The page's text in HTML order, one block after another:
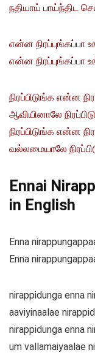
நதியாய் பாய்ந்திட
என்ன
என்ன நிரப்புங்கப்பா
நிரப்பிடுங்க என்ன
ஆவியினாலே
நிரப்பிடுங்க என்ன
வல்லமையாலே
Ennai
in English
Enna
Enna
nirappidunga enna
aaviyinaalae
nirappidunga enna
um vallamaiyaalae